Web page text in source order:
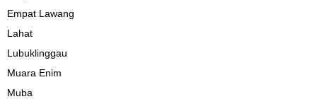
Empat Lawang
Lahat
Lubuklinggau
Muara Enim
Muba